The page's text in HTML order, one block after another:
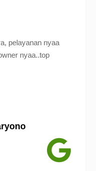
pelayanan nyaa
nyaa..top